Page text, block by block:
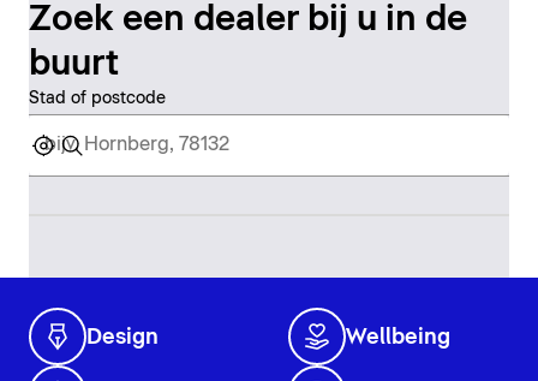
Zoek een dealer bij u in de
buurt
Stad of postcode
Design Wellbeing